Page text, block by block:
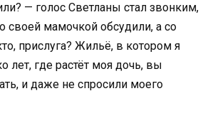
— голос Светланы стал звонким,
своей мамочкой обсудили, а со
прислуга? Жильё, в котором я
лет, где растёт моя дочь, вы
и даже не спросили моего